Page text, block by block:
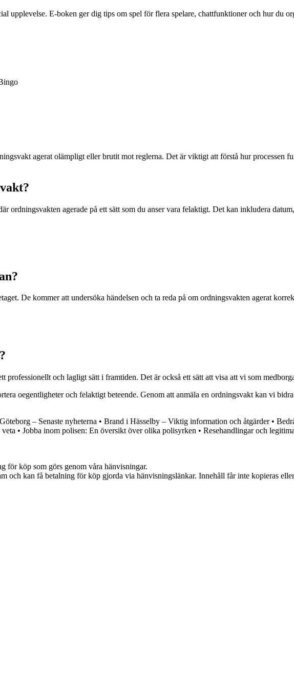
upplevelse. E-boken ger dig tips om spel för flera spelare, chattfunktioner och hur du
agerat olämpligt eller brutit mot reglerna. Det är viktigt att förstå hur processen
ordningsvakten agerade på ett sätt som du anser vara felaktigt. Det kan inkludera
De kommer att undersöka händelsen och ta reda på om ordningsvakten agerat
och lagligt sätt i framtiden. Det är också ett sätt att visa att vi som
oegentligheter och felaktigt beteende. Genom att anmäla en ordningsvakt kan vi
– Senaste nyheterna • Brand i Hässelby – Viktig information och åtgärder•
• Jobba inom polisen: En översikt över olika polisyrken • Resehandlingar och
för köp som görs genom våra hänvisningar.
kan få betalning för köp gjorda via hänvisningslänkar. Innehåll får inte kopieras